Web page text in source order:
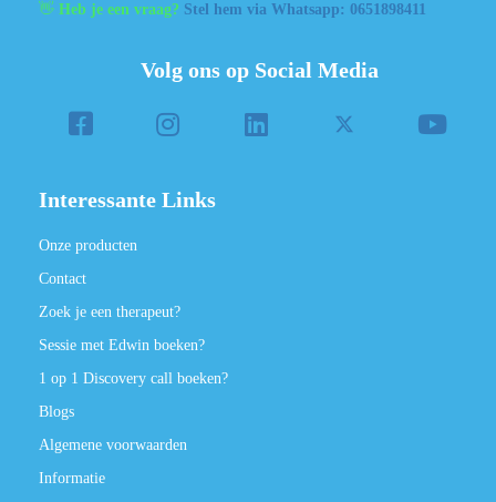
👋 Heb je een vraag? Stel hem via Whatsapp: 0651898411
Volg ons op Social Media
Interessante Links
Onze producten
Contact
Zoek je een therapeut?
Sessie met Edwin boeken?
1 op 1 Discovery call boeken?
Blogs
Algemene voorwaarden
Informatie